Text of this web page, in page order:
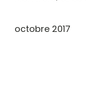
octobre 2017